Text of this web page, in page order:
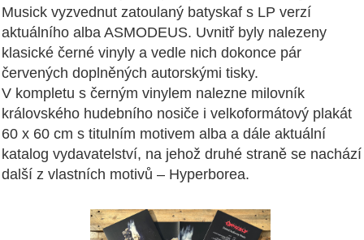
Musick vyzvednut zatoulaný batyskaf s LP verzí
aktuálního alba ASMODEUS. Uvnitř byly nalezeny
klasické černé vinyly a vedle nich dokonce pár
červených doplněných autorskými tisky.
V kompletu s černým vinylem nalezne milovník
královského hudebního nosiče i velkoformátový plakát
60 x 60 cm s titulním motivem alba a dále aktuální
katalog vydavatelství, na jehož druhé straně se nachází
další z vlastních motivů – Hyperborea.